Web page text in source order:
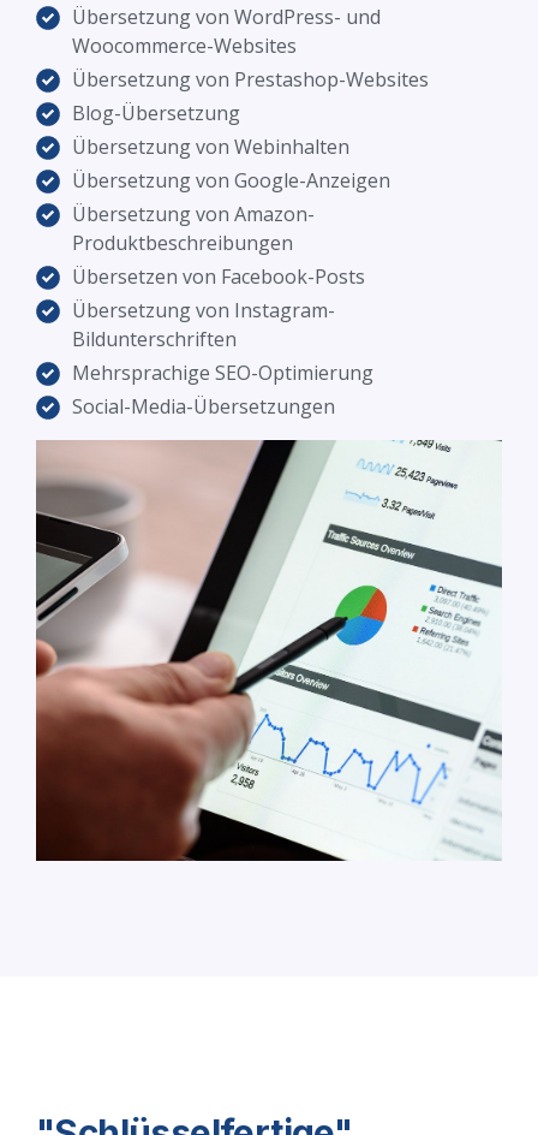
Übersetzung von WordPress- und
Woocommerce-Websites
Übersetzung von Prestashop-Websites
Blog-Übersetzung
Übersetzung von Webinhalten
Übersetzung von Google-Anzeigen
Übersetzung von Amazon-
Produktbeschreibungen
Übersetzen von Facebook-Posts
Übersetzung von Instagram-
Bildunterschriften
Mehrsprachige SEO-Optimierung
Social-Media-Übersetzungen